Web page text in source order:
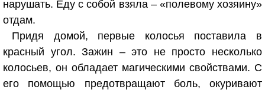
нарушать. Еду с собой взяла – «полевому хозяину»
отдам.
Придя домой, первые колосья поставила в
красный угол. Зажин – это не просто несколько
колосьев, он обладает магическими свойствами. С
его помощью предотвращают боль, окуривают